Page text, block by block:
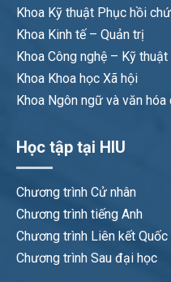
Khoa Kỹ thuật Phục hồi
Khoa Kinh tế – Quản trị
Khoa Công nghệ – Kỹ thuật
Khoa Khoa học Xã hội
Khoa Ngôn ngữ và văn hóa
Học tập tại HIU
Chương trình Cử nhân
Chương trình tiếng Anh
Chương trình Liên kết Quốc
Chương trình Sau đại học